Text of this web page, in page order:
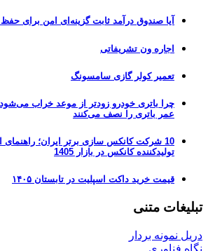
آیا صندوق درآمد ثابت گزینه‌ای امن برای
اجاره ون تشریفاتی
تعمیر کولر گازی سامسونگ
عمر باتری را نصف می‌کنند
10 شرکت کانکس سازی برتر ایران؛
تولیدکننده کانکس در بازار 1405
قیمت خرید داکت اسپلیت در تابستان ۱۴۰۵
تبلیغات متنی
دریل نمونه بردار